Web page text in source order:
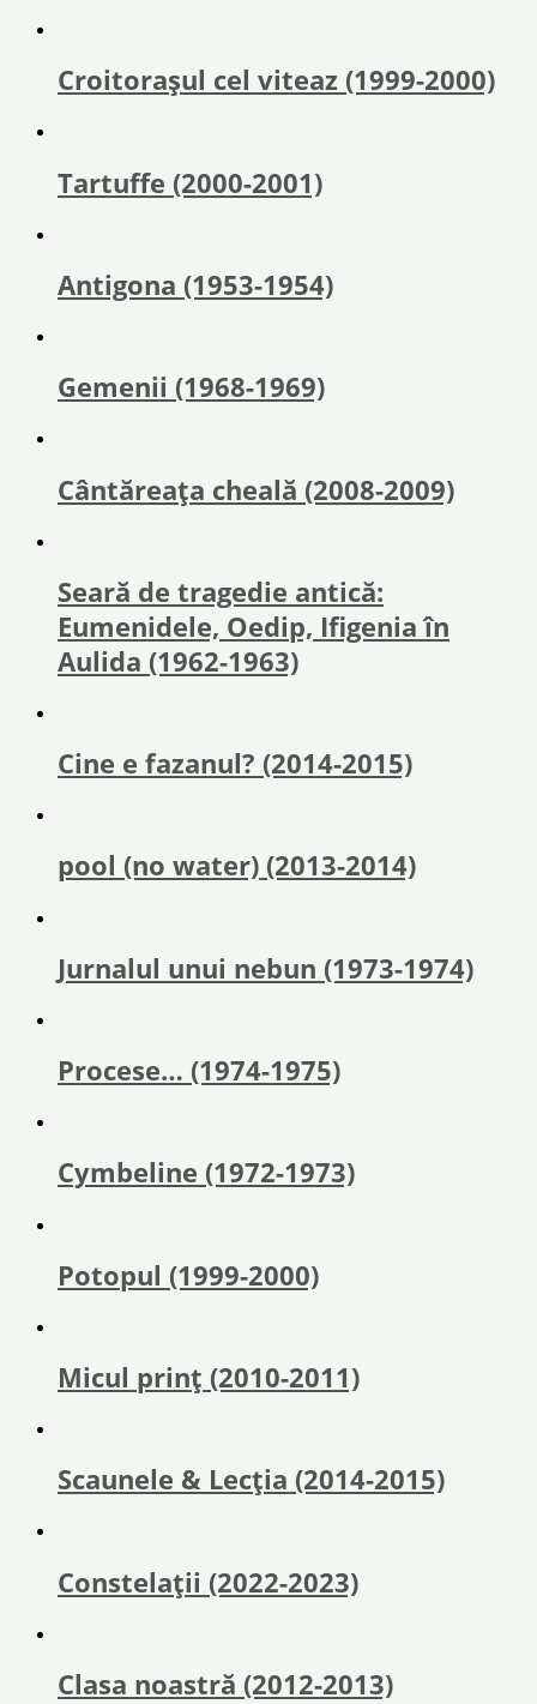
Croitorașul cel viteaz (1999-2000)
Tartuffe (2000-2001)
Antigona (1953-1954)
Gemenii (1968-1969)
Cântăreața cheală (2008-2009)
Seară de tragedie antică:
Eumenidele, Oedip, Ifigenia în
Aulida (1962-1963)
Cine e fazanul? (2014-2015)
pool (no water) (2013-2014)
Jurnalul unui nebun (1973-1974)
Procese… (1974-1975)
Cymbeline (1972-1973)
Potopul (1999-2000)
Micul prinț (2010-2011)
Scaunele & Lecția (2014-2015)
Constelații (2022-2023)
Clasa noastră (2012-2013)